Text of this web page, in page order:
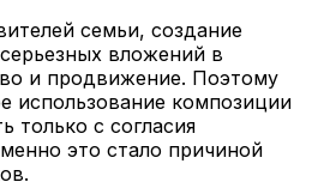
семьи, создание
вложений в
и продвижение. Поэтому
использование композиции
только с согласия
это стало причиной